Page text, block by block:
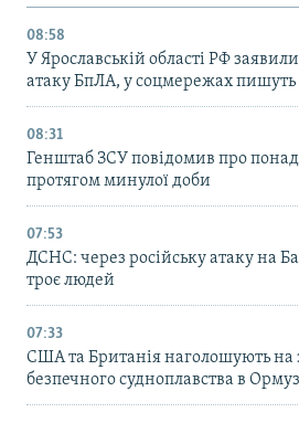
08:58
У Ярославській області РФ
атаку БпЛА, у соцмережах
08:31
Генштаб ЗСУ повідомив про понад
протягом минулої доби
07:53
ДСНС: через російську атаку на
троє людей
07:33
США та Британія наголошують на
безпечного судноплавства в